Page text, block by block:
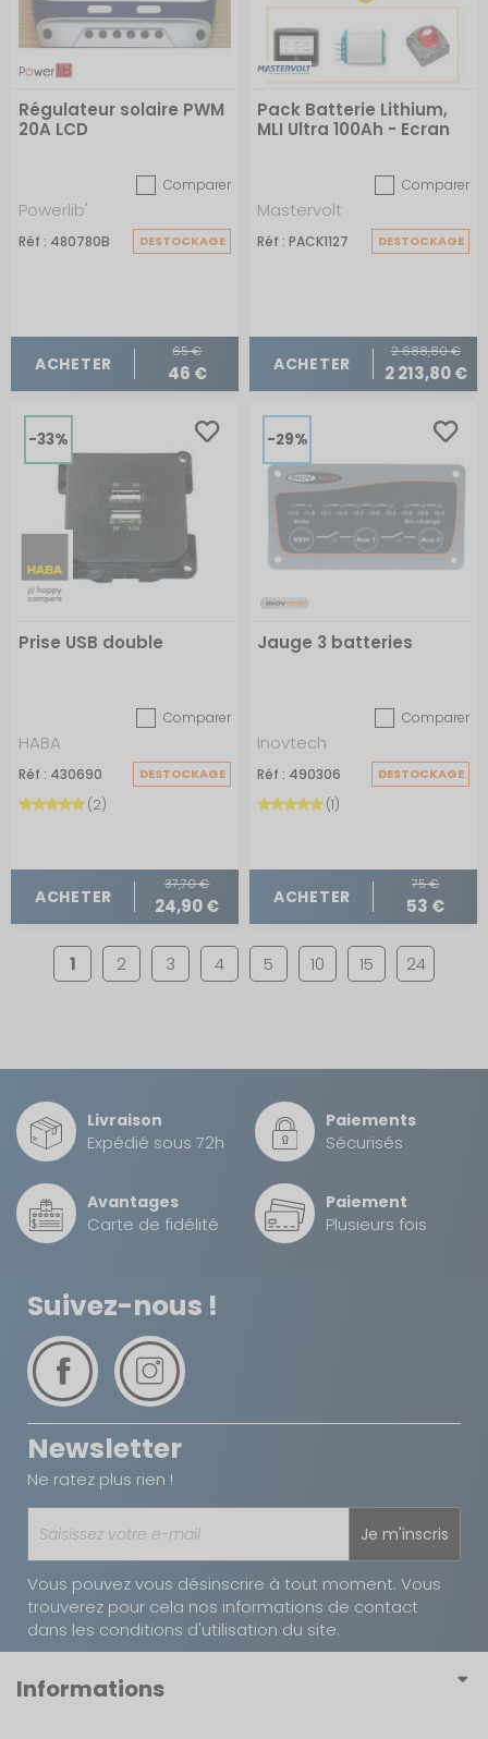
Régulateur solaire PWM
20A LCD
Comparer
Powerlib'
Réf : 480780B DESTOCKAGE
ACHETER
65 €
46 €
Pack Batterie Lithium,
MLI Ultra 100Ah - Ecran
Comparer
Mastervolt
Réf : PACK1127 DESTOCKAGE
ACHETER
2 688,80 €
2 213,80 €
-33%
Prise USB double
Comparer
HABA
Réf : 430690 DESTOCKAGE
(2)
ACHETER
37,70 €
24,90 €
-29%
Jauge 3 batteries
Comparer
Inovtech
Réf : 490306 DESTOCKAGE
(1)
ACHETER
75 €
53 €
1 2 3 4 5 10 15 24
Livraison
Expédié sous 72h
Paiements
Sécurisés
Avantages
Carte de fidélité
Paiement
Plusieurs fois
Suivez-nous !
Newsletter
Ne ratez plus rien !
Je m'inscris
Vous pouvez vous désinscrire à tout moment. Vous
trouverez pour cela nos informations de contact
dans les conditions d'utilisation du site.
Informations